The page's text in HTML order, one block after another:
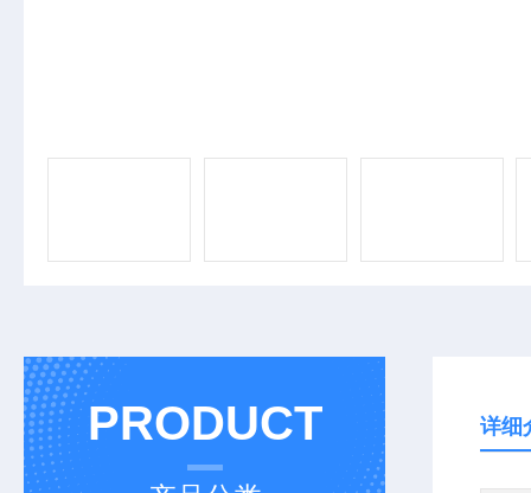
PRODUCT 详细